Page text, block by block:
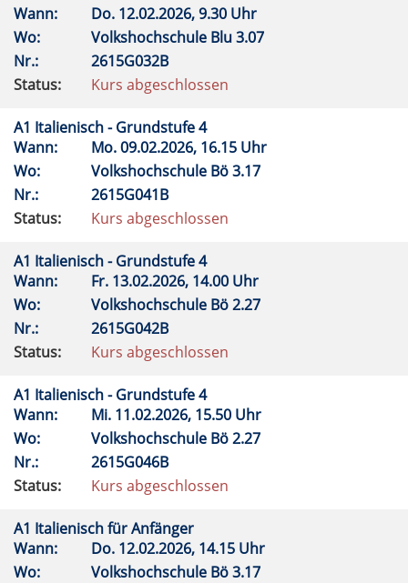
Wann:
Do. 12.02.2026, 9.30 Uhr
Wo:
Volkshochschule Blu 3.07
Nr.:
2615G032B
Status:
Kurs abgeschlossen
A1 Italienisch - Grundstufe 4
Wann:
Mo.09.02.2026, 16.15 Uhr
Wo:
Volkshochschule Bö 3.17
Nr.:
2615G041B
Status:
Kurs abgeschlossen
A1 Italienisch - Grundstufe 4
Wann:
Fr. 13.02.2026, 14.00 Uhr
Wo:
Volkshochschule Bö 2.27
Nr.:
2615G042B
Status:
Kurs abgeschlossen
A1 Italienisch - Grundstufe 4
Wann:
Mi. 11.02.2026, 15.50 Uhr
Wo:
Volkshochschule Bö 2.27
Nr.:
2615G046B
Status:
Kurs abgeschlossen
A1 Italienisch für Anfänger
Wann:
Do. 12.02.2026, 14.15 Uhr
Wo:
Volkshochschule Bö 3.17